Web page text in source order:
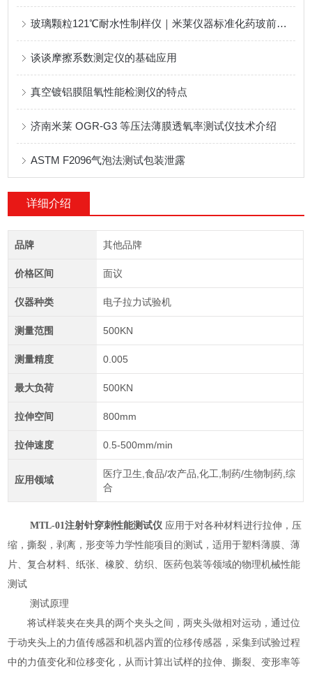
玻璃颗粒121℃耐水性制样仪｜米莱仪器标准化药玻前处理设备技术解析
谈谈摩擦系数测定仪的基础应用
真空镀铝膜阻氧性能检测仪的特点
济南米莱 OGR-G3 等压法薄膜透氧率测试仪技术介绍
ASTM F2096气泡法测试包装泄露
详细介绍
品牌 其他品牌
价格区间 面议
仪器种类 电子拉力试验机
测量范围 500KN
测量精度 0.005
最大负荷 500KN
拉伸空间 800mm
拉伸速度 0.5-500mm/min
应用领域
医疗卫生,食品/农产品,化工,制药/生物制药,综
合
MTL-01注射针穿刺性能测试仪 应用于对各种材料进行拉伸，压
缩，撕裂，剥离，形变等力学性能项目的测试，适用于塑料薄膜、薄
片、复合材料、纸张、橡胶、纺织、
医药包装等领域的物理机械性能
测试
测试原理
将试样装夹在夹具的两个夹头之间，两夹头做相对运动，通过位
于动夹头上的力值传感器和机器内置的位移传感器，采集到试验过程
中的力值变化和位移变化，从而计算出试样的拉伸、撕裂、变形率等